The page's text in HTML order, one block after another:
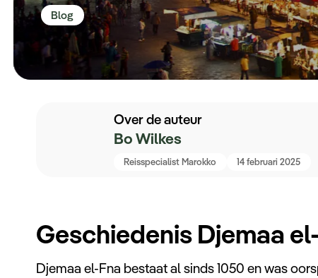
Blog
Over de auteur
Bo Wilkes
Reisspecialist Marokko 14 februari 2025
Geschiedenis Djemaa
Djemaa el-Fna bestaat al sinds 1050 en was